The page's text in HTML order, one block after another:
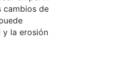
cambios de
y la erosión